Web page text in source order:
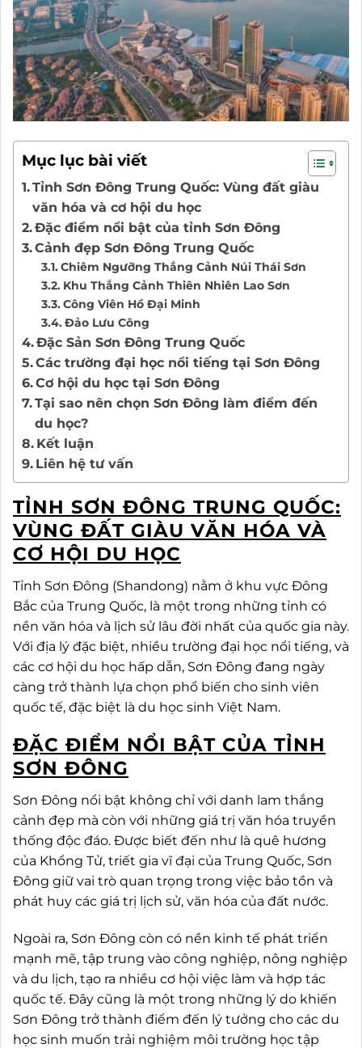
Mục lục bài viết
Tỉnh Sơn Đông Trung Quốc: Vùng đất giàu
văn hóa và cơ hội du học
Đặc điểm nổi bật của tỉnh Sơn Đông
Cảnh đẹp Sơn Đông Trung Quốc
Chiêm Ngưỡng Thắng Cảnh Núi Thái Sơn
Khu Thắng Cảnh Thiên Nhiên Lao Sơn
Công Viên Hồ Đại Minh
Đảo Lưu Công
Đặc Sản Sơn Đông Trung Quốc
Các trường đại học nổi tiếng tại Sơn Đông
Cơ hội du học tại Sơn Đông
Tại sao nên chọn Sơn Đông làm điểm đến
du học?
Kết luận
Liên hệ tư vấn
TỈNH SƠN ĐÔNG TRUNG QUỐC:
VÙNG ĐẤT GIÀU VĂN HÓA VÀ
CƠ HỘI DU HỌC
Tỉnh Sơn Đông (Shandong) nằm ở khu vực Đông
Bắc của Trung Quốc, là một trong những tỉnh có
nền văn hóa và lịch sử lâu đời nhất của quốc gia này.
Với địa lý đặc biệt, nhiều trường đại học nổi tiếng, và
các cơ hội du học hấp dẫn, Sơn Đông đang ngày
càng trở thành lựa chọn phổ biến cho sinh viên
quốc tế, đặc biệt là du học sinh Việt Nam.
ĐẶC ĐIỂM NỔI BẬT CỦA TỈNH
SƠN ĐÔNG
Sơn Đông nổi bật không chỉ với danh lam thắng
cảnh đẹp mà còn với những giá trị văn hóa truyền
thống độc đáo. Được biết đến như là quê hương
của Khổng Tử, triết gia vĩ đại của Trung Quốc, Sơn
Đông giữ vai trò quan trọng trong việc bảo tồn và
phát huy các giá trị lịch sử, văn hóa của đất nước.
Ngoài ra, Sơn Đông còn có nền kinh tế phát triển
mạnh mẽ, tập trung vào công nghiệp, nông nghiệp
và du lịch, tạo ra nhiều cơ hội việc làm và hợp tác
quốc tế. Đây cũng là một trong những lý do khiến
Sơn Đông trở thành điểm đến lý tưởng cho các du
học sinh muốn trải nghiệm môi trường học tập